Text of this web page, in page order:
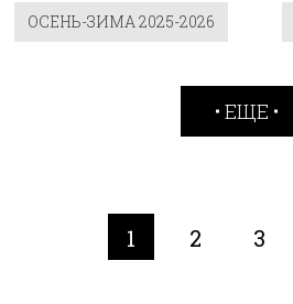
ОСЕНЬ-ЗИМА 2025-2026
ЕЩЕ
1 2 3